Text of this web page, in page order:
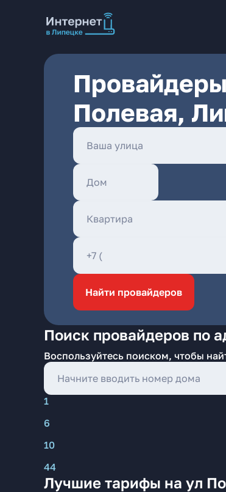
Полевая,
Найти провайдеров
Поиск провайдеров по
Воспользуйтесь поиском, чтобы
1
6
10
44
Лучшие тарифы на ул